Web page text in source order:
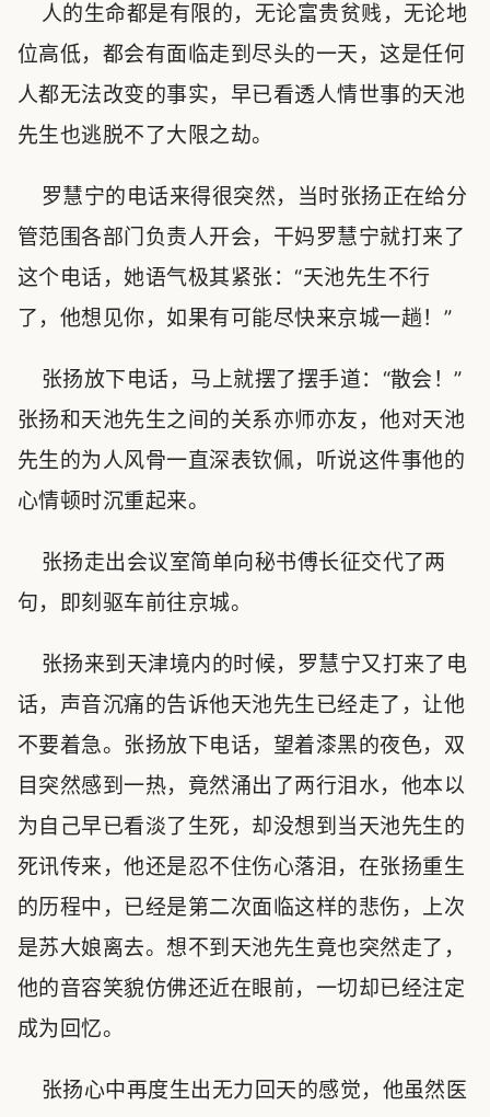
人的生命都是有限的，无论富贵贫贱，无论地
位高低，都会有面临走到尽头的一天，这是任何
人都无法改变的事实，早已看透人情世事的天池
先生也逃脱不了大限之劫。
罗慧宁的电话来得很突然，当时张扬正在给分
管范围各部门负责人开会，干妈罗慧宁就打来了
这个电话，她语气极其紧张：“天池先生不行
了，他想见你，如果有可能尽快来京城一趟！”
张扬放下电话，马上就摆了摆手道：“散会！”
张扬和天池先生之间的关系亦师亦友，他对天池
先生的为人风骨一直深表钦佩，听说这件事他的
心情顿时沉重起来。
张扬走出会议室简单向秘书傅长征交代了两
句，即刻驱车前往京城。
张扬来到天津境内的时候，罗慧宁又打来了电
话，声音沉痛的告诉他天池先生已经走了，让他
不要着急。张扬放下电话，望着漆黑的夜色，双
目突然感到一热，竟然涌出了两行泪水，他本以
为自己早已看淡了生死，却没想到当天池先生的
死讯传来，他还是忍不住伤心落泪，在张扬重生
的历程中，已经是第二次面临这样的悲伤，上次
是苏大娘离去。想不到天池先生竟也突然走了，
他的音容笑貌仿佛还近在眼前，一切却已经注定
成为回忆。
张扬心中再度生出无力回天的感觉，他虽然医